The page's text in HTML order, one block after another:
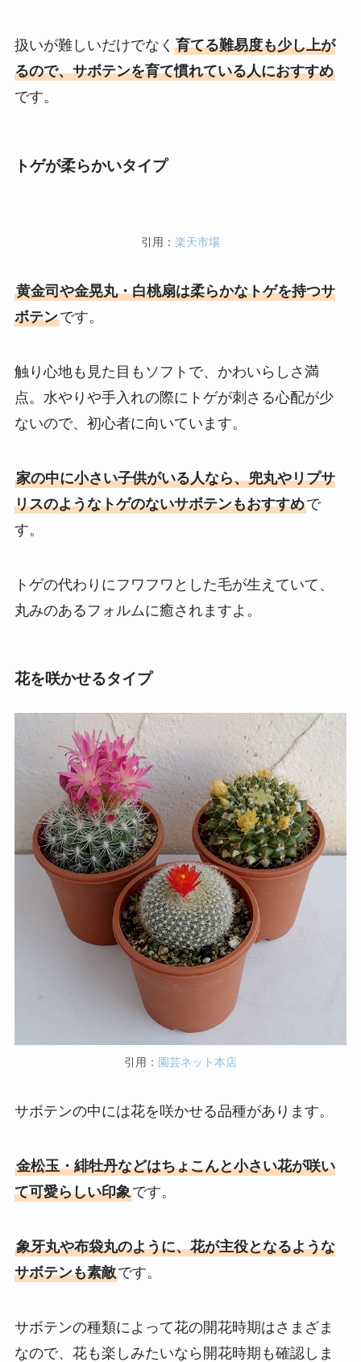
扱いが難しいだけでなく 育てる難易度も少し上が
るので、サボテンを育て慣れている人におすすめ
です。
トゲが柔らかいタイプ
引用： 楽天市場
黄金司や金晃丸・白桃扇は柔らかなトゲを持つサ
ボテンです。
触り心地も見た目もソフトで、かわいらしさ満
点。水やりや手入れの際にトゲが刺さる心配が少
ないので、初心者に向いています。
家の中に小さい子供がいる人なら、兜丸やリプサ
リスのようなトゲのないサボテンもおすすめで
す。
トゲの代わりにフワフワとした毛が生えていて、
丸みのあるフォルムに癒されますよ。
花を咲かせるタイプ
引用： 園芸ネット本店
サボテンの中には花を咲かせる品種があります。
金松玉・緋牡丹などはちょこんと小さい花が咲い
て可愛らしい印象です。
象牙丸や布袋丸のように、花が主役となるような
サボテンも素敵です。
サボテンの種類によって花の開花時期はさまざま
なので、花も楽しみたいなら開花時期も確認しま